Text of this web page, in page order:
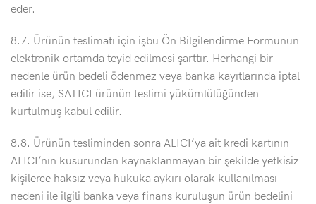
eder.
8.7. Ürünün teslimatı için işbu Ön Bilgilendirme Formunun
elektronik ortamda teyid edilmesi şarttır. Herhangi bir
nedenle ürün bedeli ödenmez veya banka kayıtlarında iptal
edilir ise, SATICI ürünün teslimi yükümlülüğünden
kurtulmuş kabul edilir.
8.8. Ürünün tesliminden sonra ALICI’ya ait kredi kartının
ALICI’nın kusurundan kaynaklanmayan bir şekilde yetkisiz
kişilerce haksız veya hukuka aykırı olarak kullanılması
nedeni ile ilgili banka veya finans kuruluşun ürün bedelini